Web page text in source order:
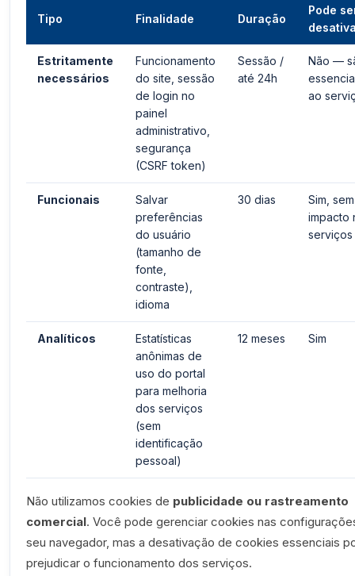
Tipo Finalidade Duração
Pode
Estritamente
necessários
Funcionamento
do site, sessão
de login no
painel
administrativo,
segurança
(CSRF token)
Sessão /
até 24h
Não —
ao
Funcionais
Salvar
preferências
do usuário
(tamanho de
fonte,
contraste),
idioma
30 dias
Sim, sem
impacto
serviços
Analíticos
Estatísticas
anônimas de
uso do portal
para melhoria
dos serviços
(sem
identificação
pessoal)
12 meses Sim
Não utilizamos cookies de publicidade ou rastreamento
comercial. Você pode gerenciar cookies nas
seu navegador, mas a desativação de cookies essenciais
prejudicar o funcionamento dos serviços.